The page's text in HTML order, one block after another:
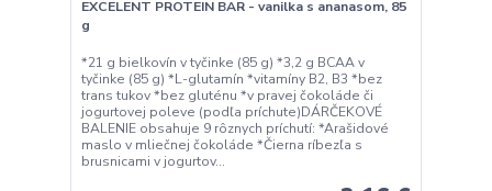
EXCELENT PROTEIN BAR - vanilka s ananasom, 85
g
*21 g bielkovín v tyčinke (85 g) *3,2 g BCAA v
tyčinke (85 g) *L-glutamín *vitamíny B2, B3 *bez
trans tukov *bez gluténu *v pravej čokoláde či
jogurtovej poleve (podľa príchute)DÁRČEKOVÉ
BALENIE obsahuje 9 rôznych príchutí: *Arašidové
maslo v mliečnej čokoláde *Čierna ríbezľa s
brusnicami v jogurtov...